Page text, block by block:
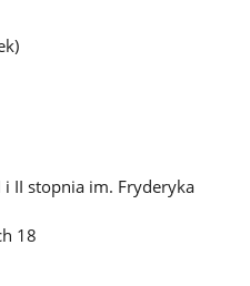
i II stopnia im. Fryderyka
18